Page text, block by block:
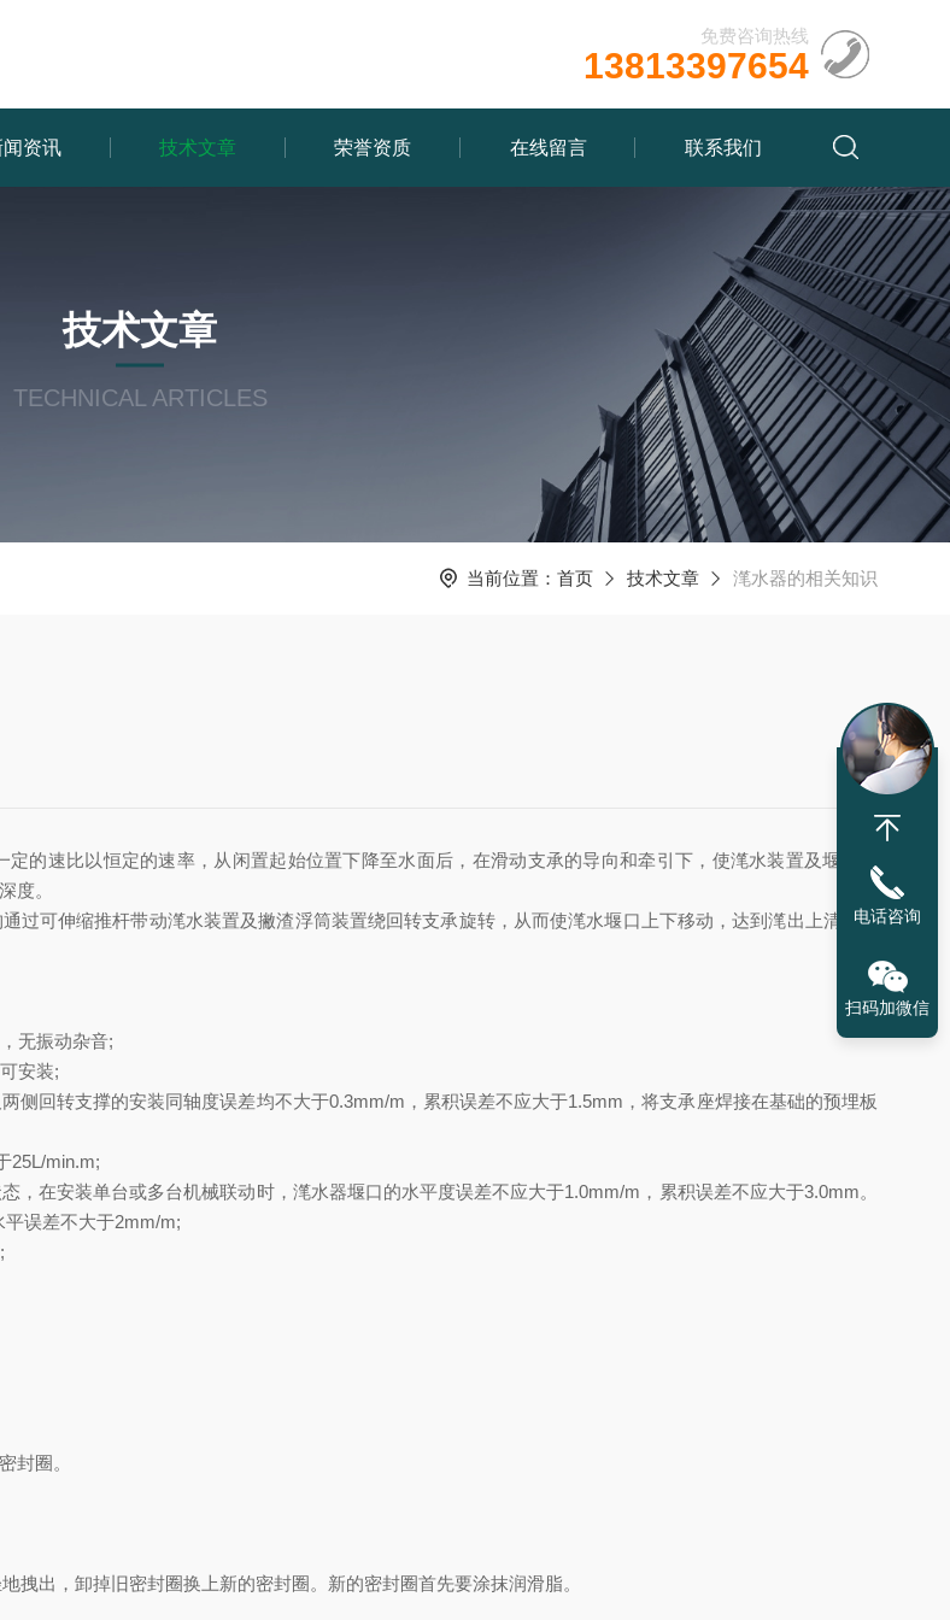
免费咨询热线
13813397654
闻资讯 技术文章 荣誉资质 在线留言 联系我们
技术文章
TECHNICAL ARTICLES
当前位置： 首页 技术文章 滗水器的相关知识
的速比以恒定的速率，从闲置起始位置下降至水面后，在滑动支承的导向和牵引下，使滗水装置及堰口下
度。
过可伸缩推杆带动滗水装置及撇渣浮筒装置绕回转支承旋转，从而使滗水堰口上下移动，达到滗出上清液的
无振动杂音;
安装;
侧回转支撑的安装同轴度误差均不大于0.3mm/m ，累积误差不应大于1.5mm ，将支承座焊接在基础的预埋板
25L/min.m;
，在安装单台或多台机械联动时，滗水器堰口的水平度误差不应大于1.0mm/m ，累积误差不应大于3.0mm。
平误差不大于2mm/m;
;
封圈。
出，卸掉旧密封圈换上新的密封圈。新的密封圈首先要涂抹润滑脂。
电话咨询
扫码加微信